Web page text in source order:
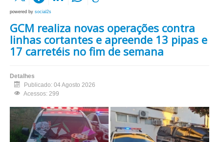
powered by social2s
GCM realiza novas operações contra
linhas cortantes e apreende 13 pipas e
17 carretéis no fim de semana
Detalhes
Publicado: 04 Agosto 2026
Acessos: 299